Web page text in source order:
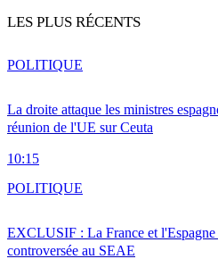
LES PLUS RÉCENTS
La droite attaque les ministres
réunion de l'UE sur Ceuta
10:15
POLITIQUE
EXCLUSIF : La France et
controversée au SEAE
POLITIQUE